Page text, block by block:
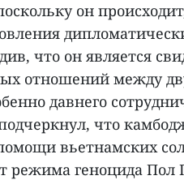
он
что он является
отношений между
давнего
что
вьетнамских
режима геноцида Пол